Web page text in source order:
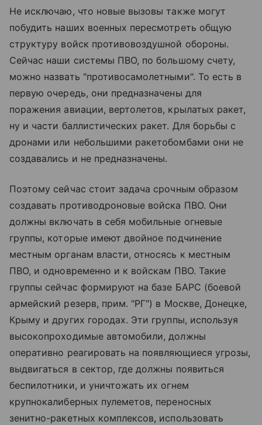
Не исключаю, что новые вызовы также могут
побудить наших военных пересмотреть общую
структуру войск противовоздушной обороны.
Сейчас наши системы ПВО, по большому счету,
можно назвать "противосамолетными". То есть в
первую очередь, они предназначены для
поражения авиации, вертолетов, крылатых ракет,
ну и части баллистических ракет. Для борьбы с
дронами или небольшими ракетобомбами они не
создавались и не предназначены.
Поэтому сейчас стоит задача срочным образом
создавать противодроновые войска ПВО. Они
должны включать в себя мобильные огневые
группы, которые имеют двойное подчинение
местным органам власти, относясь к местным
ПВО, и одновременно и к войскам ПВО. Такие
группы сейчас формируют на базе БАРС (боевой
армейский резерв, прим. "РГ") в Москве, Донецке,
Крыму и других городах. Эти группы, используя
высокопроходимые автомобили, должны
оперативно реагировать на появляющиеся угрозы,
выдвигаться в сектор, где должны появиться
беспилотники, и уничтожать их огнем
крупнокалиберных пулеметов, переносных
зенитно-ракетных комплексов, использовать